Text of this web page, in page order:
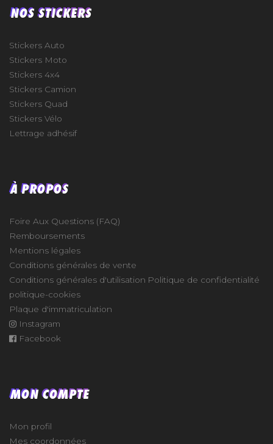
NOS STICKERS
Stickers Auto
Stickers Moto
Stickers 4x4
Stickers Camion
Stickers Quad
Stickers Vélo
Lettrage adhésif
À PROPOS
Foire Aux Questions (FAQ)
Remboursements
Mentions légales
Conditions générales de vente
Conditions générales d'utilisation Politique de confidentialité
politique-cookies
Plaque d'immatriculation
Instagram
Facebook
MON COMPTE
Mon profil
Mes coordonnées